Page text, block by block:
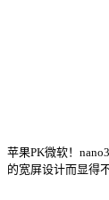
苹果PK微软！
的宽屏设计而显得